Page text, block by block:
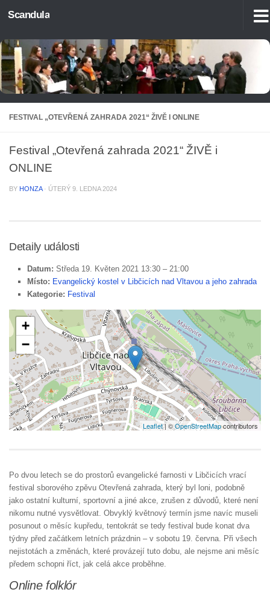
Skip to content
Scandula
FESTIVAL „OTEVŘENÁ ZAHRADA 2021“ ŽIVĚ I ONLINE
Festival „Otevřená zahrada 2021“ ŽIVĚ i
ONLINE
BY HONZA · ÚTERÝ 9. LEDNA 2024
Detaily události
Datum: Středa 19. Květen 2021 13:30 – 21:00
Místo: Evangelický kostel v Libčicích nad Vltavou a jeho zahrada
Kategorie: Festival
+
−
Leaflet| ©OpenStreetMapcontributors
Po dvou letech se do prostorů evangelické farnosti v Libčicích vrací
festival sborového zpěvu Otevřená zahrada, který byl loni, podobně
jako ostatní kulturní, sportovní a jiné akce, zrušen z důvodů, které není
nikomu nutné vysvětlovat. Obvyklý květnový termín jsme navíc museli
posunout o měsíc kupředu, tentokrát se tedy festival bude konat dva
týdny před začátkem letních prázdnin – v sobotu 19. června. Při všech
nejistotách a změnách, které provázejí tuto dobu, ale nejsme ani měsíc
předem schopni říct, jak celá akce proběhne.
Online folklór